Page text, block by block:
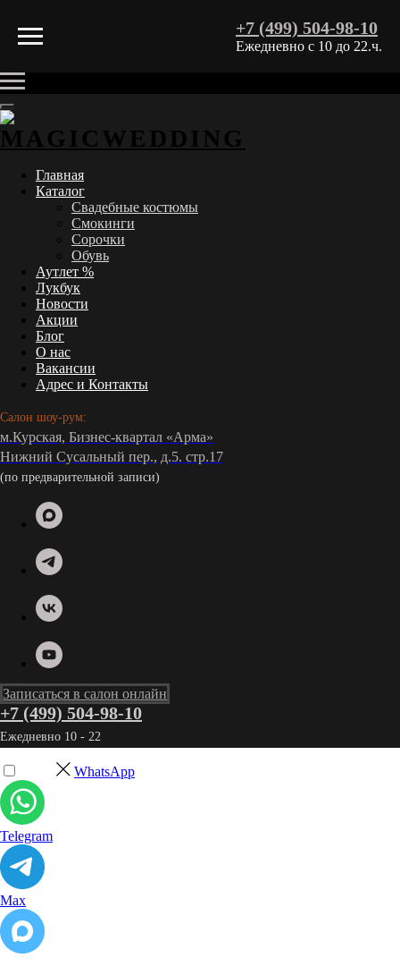
+7 (499) 504-98-10
Ежедневно с 10 до 22.ч.
Главная
Каталог
Свадебные костюмы
Смокинги
Сорочки
Обувь
Аутлет %
Лукбук
Новости
Акции
Блог
О нас
Вакансии
Адрес и Контакты
Салон шоу-рум:
м.Курская, Бизнес-квартал «Арма»
Нижний Сусальный пер., д.5. стр.17
(по предварительной записи)
Записаться в салон онлайн
+7 (499) 504-98-10
Ежедневно 10 - 22
WhatsApp
Telegram
Max